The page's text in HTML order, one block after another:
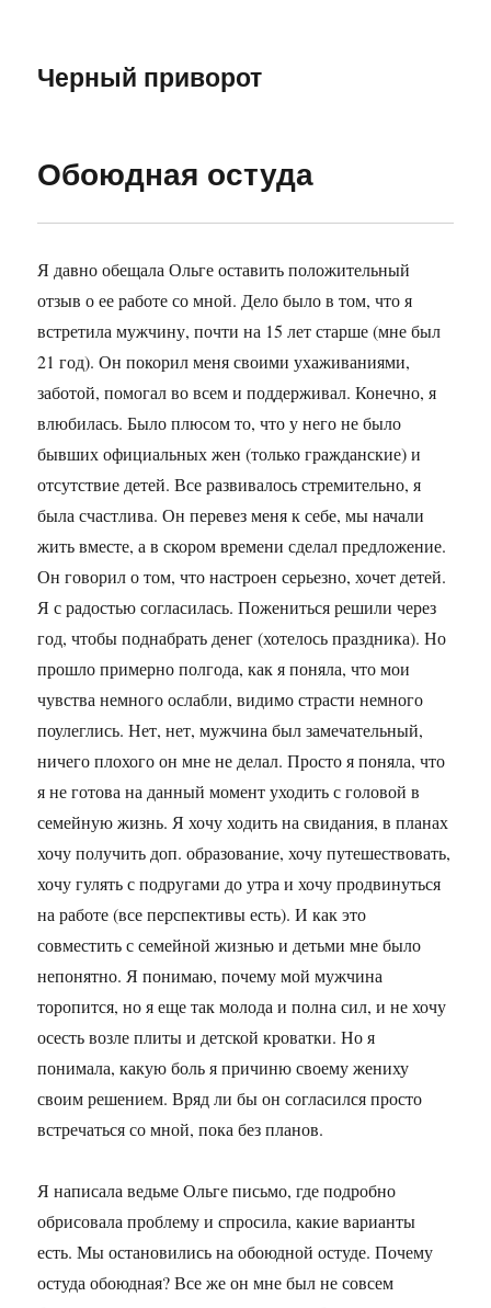
Черный приворот
Обоюдная остуда
Я давно обещала Ольге оставить положительный
отзыв о ее работе со мной. Дело было в том, что я
встретила мужчину, почти на 15 лет старше (мне был
21 год). Он покорил меня своими ухаживаниями,
заботой, помогал во всем и поддерживал. Конечно, я
влюбилась. Было плюсом то, что у него не было
бывших официальных жен (только гражданские) и
отсутствие детей. Все развивалось стремительно, я
была счастлива. Он перевез меня к себе, мы начали
жить вместе, а в скором времени сделал предложение.
Он говорил о том, что настроен серьезно, хочет детей.
Я с радостью согласилась. Пожениться решили через
год, чтобы поднабрать денег (хотелось праздника). Но
прошло примерно полгода, как я поняла, что мои
чувства немного ослабли, видимо страсти немного
поулеглись. Нет, нет, мужчина был замечательный,
ничего плохого он мне не делал. Просто я поняла, что
я не готова на данный момент уходить с головой в
семейную жизнь. Я хочу ходить на свидания, в планах
хочу получить доп. образование, хочу путешествовать,
хочу гулять с подругами до утра и хочу продвинуться
на работе (все перспективы есть). И как это
совместить с семейной жизнью и детьми мне было
непонятно. Я понимаю, почему мой мужчина
торопится, но я еще так молода и полна сил, и не хочу
осесть возле плиты и детской кроватки. Но я
понимала, какую боль я причиню своему жениху
своим решением. Вряд ли бы он согласился просто
встречаться со мной, пока без планов.
Я написала ведьме Ольге письмо, где подробно
обрисовала проблему и спросила, какие варианты
есть. Мы остановились на обоюдной остуде. Почему
остуда обоюдная? Все же он мне был не совсем